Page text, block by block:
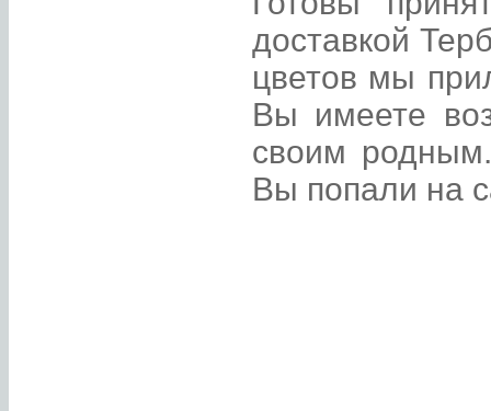
доставкой
цветов мы
Вы имеете
своим
Вы попали на